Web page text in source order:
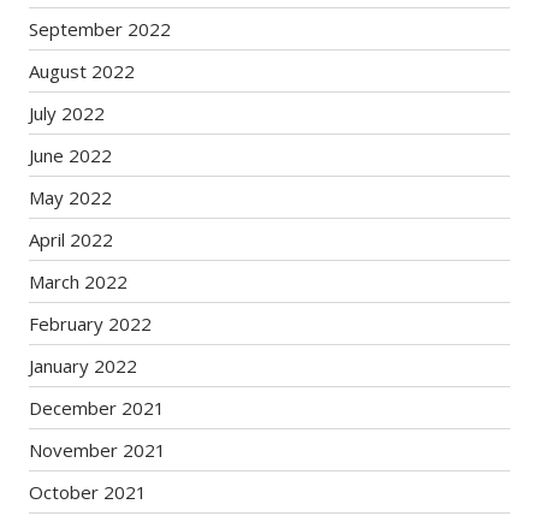
September 2022
August 2022
July 2022
June 2022
May 2022
April 2022
March 2022
February 2022
January 2022
December 2021
November 2021
October 2021